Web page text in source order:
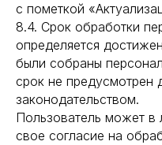
с пометкой
8.4. Срок обработки
определяется
были собраны
срок не
законодательством.
Пользователь может в
свое согласие на